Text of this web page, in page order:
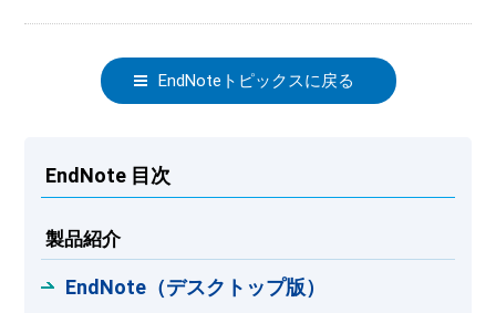
EndNoteトピックスに戻る
EndNote 目次
製品紹介
EndNote（デスクトップ版）